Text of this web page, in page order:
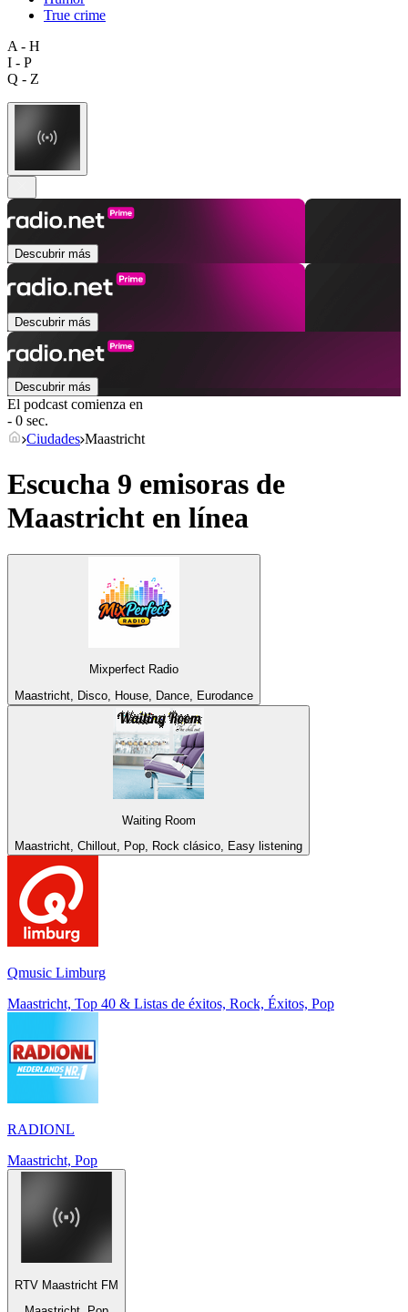
True crime
A - H
I - P
Q - Z
Descubrir más
Descubrir más
Descubrir más
El podcast comienza en
- 0 sec.
Ciudades Maastricht
Escucha 9 emisoras de
Maastricht en línea
Mixperfect Radio
Maastricht, Disco, House, Dance, Eurodance
Waiting Room
Maastricht, Chillout, Pop, Rock clásico, Easy listening
Qmusic Limburg
Maastricht, Top 40 & Listas de éxitos, Rock, Éxitos, Pop
RADIONL
Maastricht, Pop
RTV Maastricht FM